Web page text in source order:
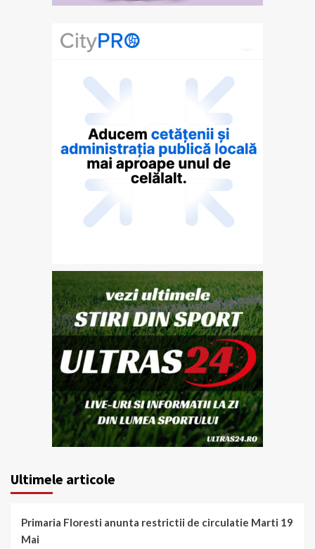
Ultimele articole
Primaria Floresti anunta restrictii de circulatie Marti 19
Mai